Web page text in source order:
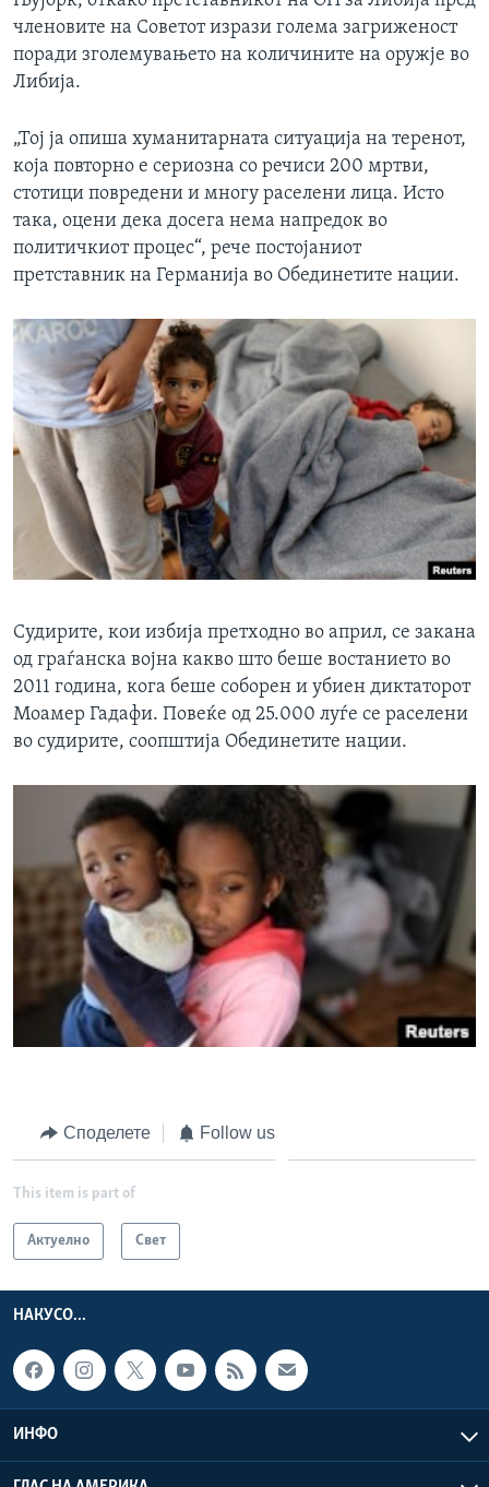
членовите на Советот изрази голема загриженост
поради зголемувањето на количините на оружје во
Либија.
„Тој ја опиша хуманитарната ситуација на теренот,
која повторно е сериозна со речиси 200 мртви,
стотици повредени и многу раселени лица. Исто
така, оцени дека досега нема напредок во
политичкиот процес“, рече постојаниот
претставник на Германија во Обединетите нации.
Судирите, кои избија претходно во април, се закана
од граѓанска војна какво што беше востанието во
2011 година, кога беше соборен и убиен диктаторот
Моамер Гадафи. Повеќе од 25.000 луѓе се раселени
во судирите, соопштија Обединетите нации.
Споделете Follow us
This item is part of
Актуелно Свет
НАКУСО...
ИНФО